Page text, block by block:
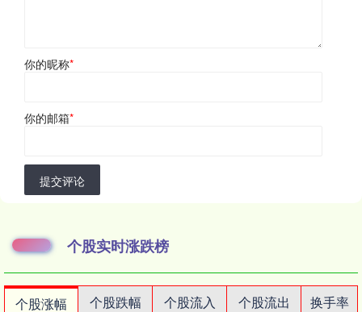
你的昵称*
你的邮箱*
提交评论
个股实时涨跌榜
个股涨幅 个股跌幅 个股流入 个股流出 换手率